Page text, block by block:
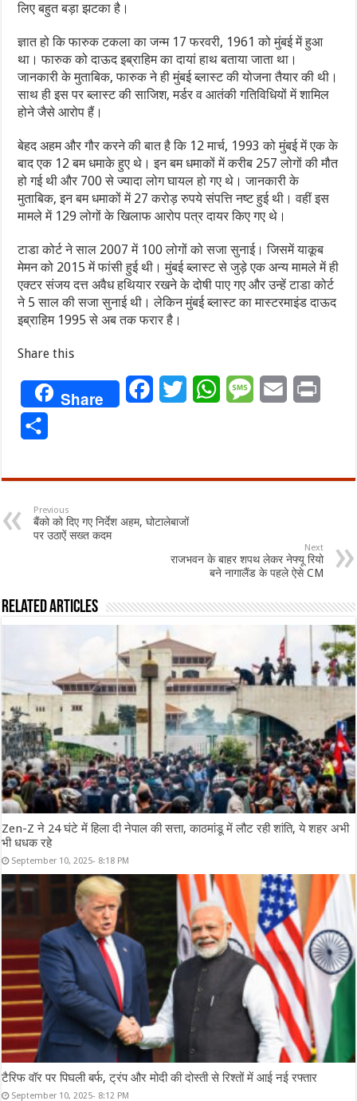
लिए बहुत बड़ा झटका है।
ज्ञात हो कि फारुक टकला का जन्म 17 फरवरी, 1961 को मुंबई में हुआ
था। फारुक को दाऊद इब्राहिम का दायां हाथ बताया जाता था।
जानकारी के मुताबिक, फारुक ने ही मुंबई ब्‍लास्‍ट की योजना तैयार की थी।
साथ ही इस पर ब्लास्ट की साजिश, मर्डर व आतंकी गतिविधियों में शामिल
होने जैसे आरोप हैं।
बेहद अहम और गौर करने की बात है कि 12 मार्च, 1993 को मुंबई में एक के
बाद एक 12 बम धमाके हुए थे। इन बम धमाकों में करीब 257 लोगों की मौत
हो गई थी और 700 से ज्यादा लोग घायल हो गए थे। जानकारी के
मुताबिक, इन बम धमाकों में 27 करोड़ रुपये संपत्ति नष्ट हुई थी। वहीं इस
मामले में 129 लोगों के खिलाफ आरोप पत्र दायर किए गए थे।
टाडा कोर्ट ने साल 2007 में 100 लोगों को सजा सुनाई। जिसमें याकूब
मेमन को 2015 में फांसी हुई थी। मुंबई ब्लास्ट से जुड़े एक अन्य मामले में ही
एक्टर संजय दत्त अवैध हथियार रखने के दोषी पाए गए और उन्हें टाडा कोर्ट
ने 5 साल की सजा सुनाई थी। लेकिन मुंबई ब्लास्ट का मास्टरमाइंड दाऊद
इब्राहिम 1995 से अब तक फरार है।
Share this
Share FacebookTwitterWhatsAppMessageEmail
Previous
बैंको को दिए गए निर्देश अहम, घोटालेबाजों
पर उठाऐं सख्त कदम
Next
राजभवन के बाहर शपथ लेकर नेफ्यू रियो
बने नागालैंड के पहले ऐसे CM
Related Articles
Zen-Z ने 24 घंटे में हिला दी नेपाल की सत्ता, काठमांडू में लौट रही शांति, ये शहर अभी
भी धधक रहे
September 10, 2025- 8:18 PM
टैरिफ वॉर पर पिघली बर्फ, ट्रंप और मोदी की दोस्ती से रिश्तों में आई नई रफ्तार
September 10, 2025- 8:12 PM